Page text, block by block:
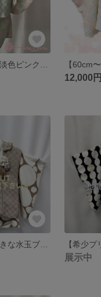
12,000円
【希少プリント大きな水玉ブラウン】ベビー着物＆ベビー被布セット かんたん脱着 ベビー袴 おうちスタジオにも✩.*˚男の子 女の子
展示中